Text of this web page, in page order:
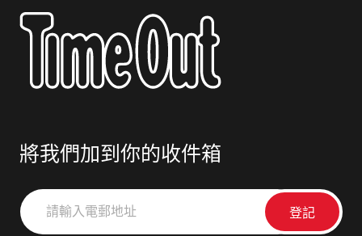
將我們加到你的收件箱
請
輸